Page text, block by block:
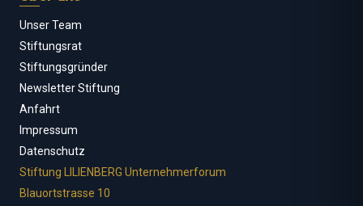
Unser Team
Stiftungsrat
Stiftungsgründer
Newsletter Stiftung
Anfahrt
Impressum
Datenschutz
Stiftung LILIENBERG Unternehmerforum
Blauortstrasse 10